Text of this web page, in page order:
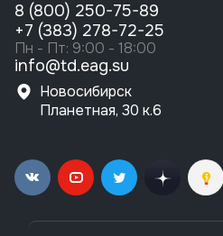
8 (800) 250-75-89
+7 (383) 278-72-25
Пн - Пт: 9:00 - 18:00
info@td.eag.su
Новосибирск
Планетная, 30 к.6